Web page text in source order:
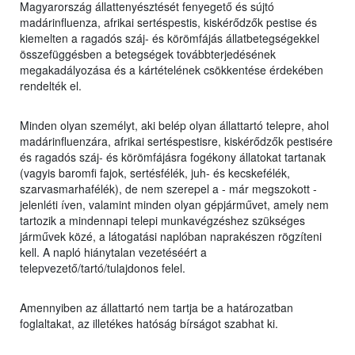
Magyarország állattenyésztését fenyegető és sújtó
madárinfluenza, afrikai sertéspestis, kiskérődzők pestise és
kiemelten a ragadós száj- és körömfájás állatbetegségekkel
összefüggésben a betegségek továbbterjedésének
megakadályozása és a kártételének csökkentése érdekében
rendelték el.
Minden olyan személyt, aki belép olyan állattartó telepre, ahol
madárinfluenzára, afrikai sertéspestisre, kiskérődzők pestisére
és ragadós száj- és körömfájásra fogékony állatokat tartanak
(vagyis baromfi fajok, sertésfélék, juh- és kecskefélék,
szarvasmarhafélék), de nem szerepel a - már megszokott -
jelenléti íven, valamint minden olyan gépjárművet, amely nem
tartozik a mindennapi telepi munkavégzéshez szükséges
járművek közé, a látogatási naplóban naprakészen rögzíteni
kell. A napló hiánytalan vezetéséért a
telepvezető/tartó/tulajdonos felel.
Amennyiben az állattartó nem tartja be a határozatban
foglaltakat, az illetékes hatóság bírságot szabhat ki.